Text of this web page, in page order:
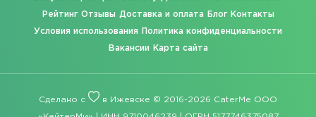
Рейтинг Отзывы Доставка и оплата Блог Контакты
Условия использования Политика конфиденциальности
Вакансии Карта сайта
Сделано с в Ижевске © 2016-2026 CaterMe ООО